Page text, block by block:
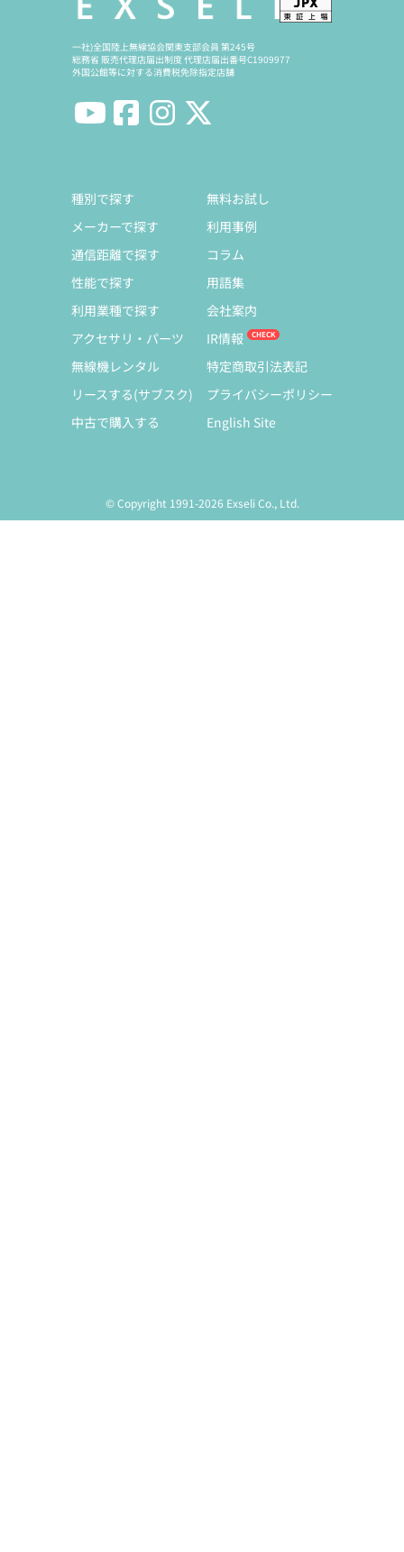
一社)全国陸上無線協会関東支部会員 第245号
総務省 販売代理店届出制度 代理店届出番号C1909977
外国公館等に対する消費税免除指定店舗
種別で探す
メーカーで探す
通信距離で探す
性能で探す
利用業種で探す
アクセサリ・パーツ
無線機レンタル
リースする(サブスク)
中古で購入する
無料お試し
利用事例
コラム
用語集
会社案内
IR情報
特定商取引法表記
プライバシーポリシー
English Site
© Copyright 1991-2026 Exseli Co., Ltd.